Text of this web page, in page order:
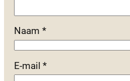
Naam *
E-mail*